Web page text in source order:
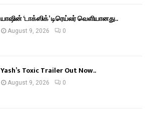
யாஷின் ‘டாக்ஸிக்’ டிரெய்லர் வெளியானது..
August 9, 2026 0
Yash’s Toxic Trailer Out Now..
August 9, 2026 0